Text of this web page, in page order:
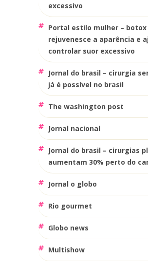
excessivo
portal estilo mulher – botox
rejuvenesce a aparência e
controlar suor excessivo
jornal do brasil – cirurgia sem ponto
já é possível no brasil
the washington post
jornal nacional
jornal do brasil – cirurgias plásticas
aumentam 30% perto do
jornal o globo
rio gourmet
globo news
multishow